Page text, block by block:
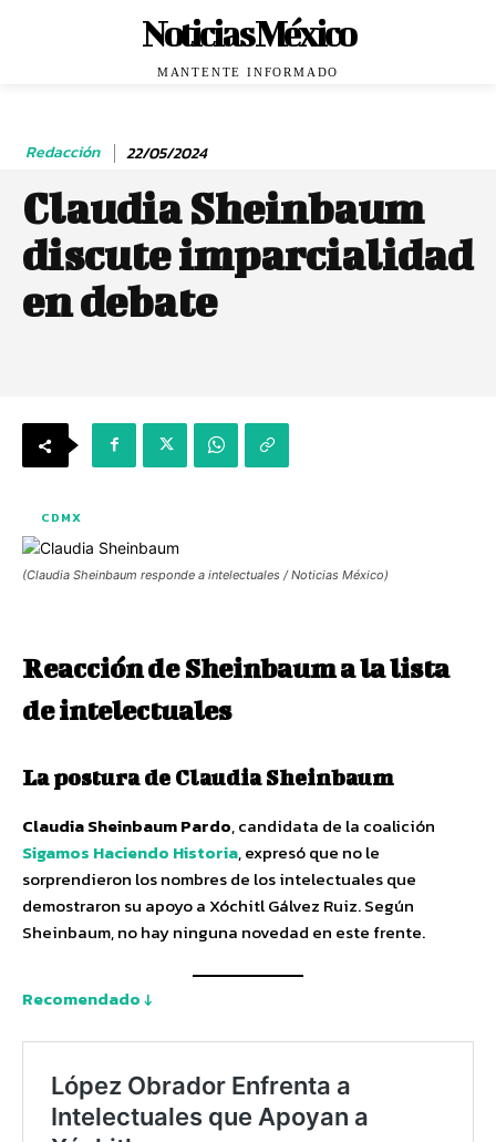
Noticias México
MANTENTE INFORMADO
Redacción 22/05/2024
Claudia Sheinbaum
discute imparcialidad
en debate
CDMX
(Claudia Sheinbaum responde a intelectuales / Noticias México)
Reacción de Sheinbaum a la lista
de intelectuales
La postura de Claudia Sheinbaum
Claudia Sheinbaum Pardo, candidata de la coalición
Sigamos Haciendo Historia, expresó que no le
sorprendieron los nombres de los intelectuales que
demostraron su apoyo a Xóchitl Gálvez Ruiz. Según
Sheinbaum, no hay ninguna novedad en este frente.
Recomendado ↓